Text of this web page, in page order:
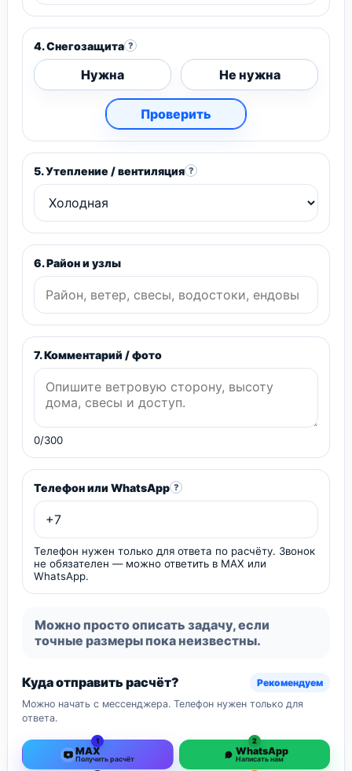
4. Снегозащита ?
Нужна Не нужна
Проверить
5. Утепление / вентиляция ?
6. Район и узлы
7. Комментарий / фото
0/300
Телефон или WhatsApp ?
Телефон нужен только для ответа по расчёту. Звонок
не обязателен — можно ответить в MAX или
WhatsApp.
Можно просто описать задачу, если
точные размеры пока неизвестны.
Куда отправить расчёт?
Рекомендуем
Можно начать с мессенджера. Телефон нужен только для
ответа.
1
MAX
Получить расчёт
2
WhatsApp
Написать нам